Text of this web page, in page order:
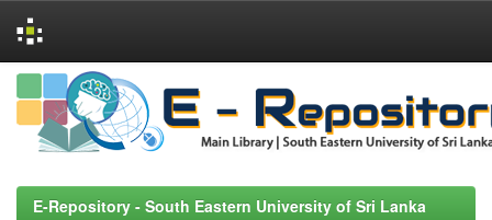
Skip
navigation
E-Repository - South Eastern University of Sri Lanka